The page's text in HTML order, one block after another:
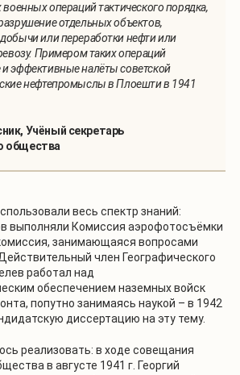
операций тактического порядка,
отдельных объектов,
или переработки нефти или
Примером таких операций
эффективные налёты советской
нефтепромыслы в Плоешти в 1941
Учёный секретарь
общества
весь спектр знаний:
выполняли Комиссия аэрофотосъёмки
занимающаяся вопросами
член Географического
работал над
обеспечением наземных войск
попутно занимаясь наукой – в 1942
диссертацию на эту тему.
реализовать: в ходе совещания
в августе 1941 г. Георгий